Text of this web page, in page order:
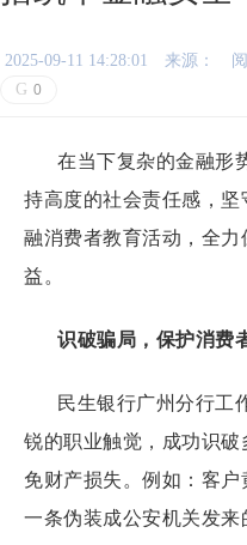
2025-09-11 14:28:01 来源：
G 0
在当下复杂的金融形
持高度的社会责任感，
融消费者教育活动，全
益。
识破骗局，保护消费
民生银行广州分行工
锐的职业触觉，成功识
免财产损失。例如：客
一条伪装成公安机关发来